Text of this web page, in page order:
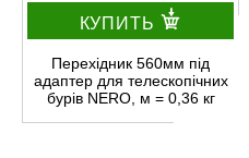
КУПИТЬ
Перехідник 560мм під
адаптер для телескопічних
бурів NERO, м = 0,36 кг